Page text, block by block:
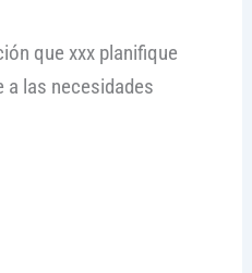
que xxx planifique
a las necesidades